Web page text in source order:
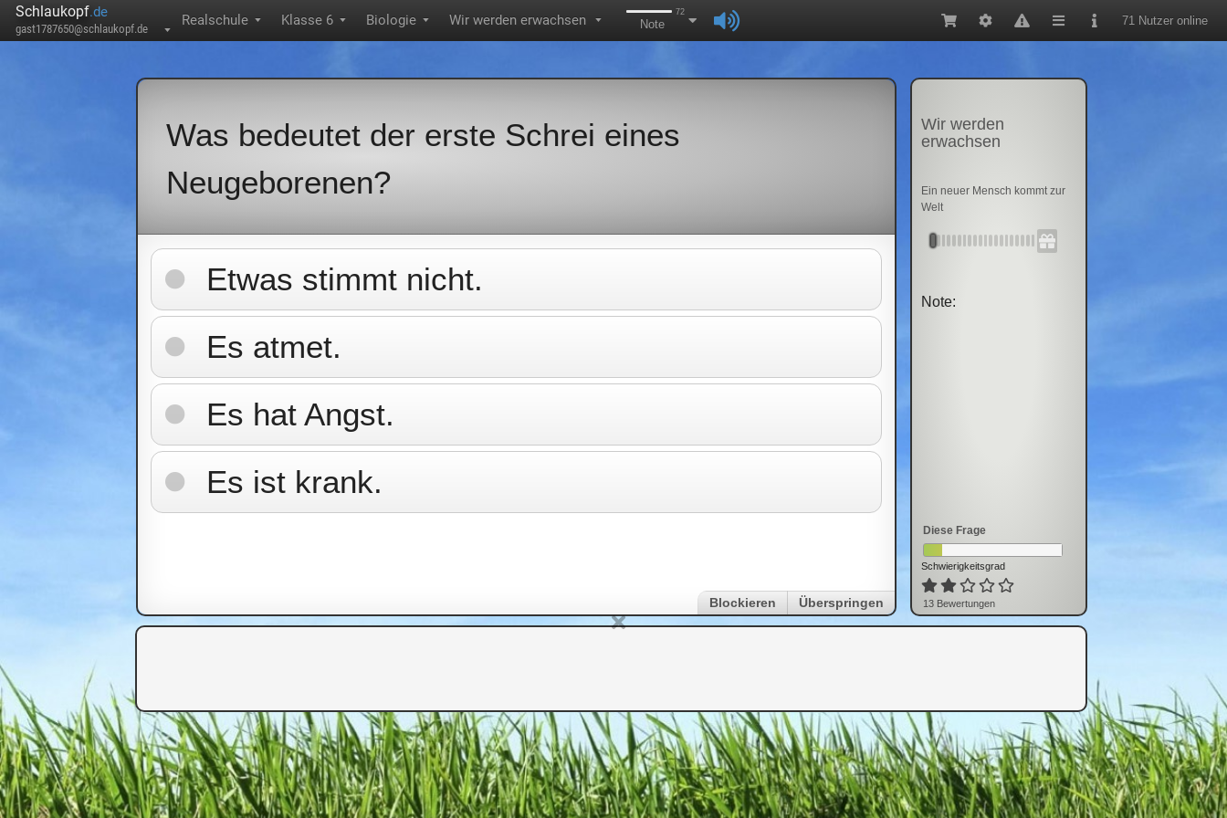
Schlaukopf.de
gast1787650@schlaukopf.de ▼
Realschule ▼ Klasse 6 ▼ Biologie ▼ Wir werden erwachsen ▼
72
Note 71 Nutzer online
Was bedeutet der erste Schrei eines
Neugeborenen?
Etwas stimmt nicht.
Es atmet.
Es hat Angst.
Es ist krank.
Blockieren Überspringen
Wir werden
erwachsen
Ein neuer Mensch kommt zur
Welt
Note:
Diese Frage
Schwierigkeitsgrad
13 Bewertungen